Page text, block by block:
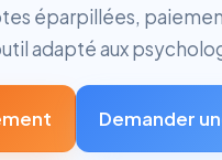
éparpillées,
adapté aux
Demander